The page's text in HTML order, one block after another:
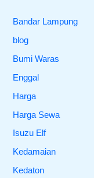
Bandar Lampung
blog
Bumi Waras
Enggal
Harga
Harga Sewa
Isuzu Elf
Kedamaian
Kedaton